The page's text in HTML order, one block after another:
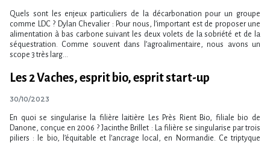
Quels sont les enjeux particuliers de la décarbonation pour un groupe
comme LDC ? Dylan Chevalier : Pour nous, l’important est de proposer une
alimentation à bas carbone suivant les deux volets de la sobriété et de la
séquestration. Comme souvent dans l’agroalimentaire, nous avons un
scope 3 très larg...
Les 2 Vaches, esprit bio, esprit start-up
30/10/2023
En quoi se singularise la filière laitière Les Près Rient Bio, filiale bio de
Danone, conçue en 2006 ? Jacinthe Brillet : La filière se singularise par trois
piliers : le bio, l’équitable et l’ancrage local, en Normandie. Ce triptyque